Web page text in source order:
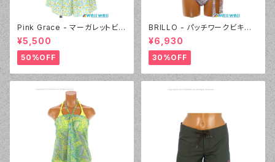
Pink Grace - マーガレットビキ
ニ 3点セット（4803 - 70:ブル
ー）
¥5,500
50%OFF
BRILLO - パッチワークビキニ
（3309 - 01:ホワイト）
¥6,930
30%OFF